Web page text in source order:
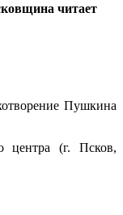
читает
Пушкина
центра (г. Псков,